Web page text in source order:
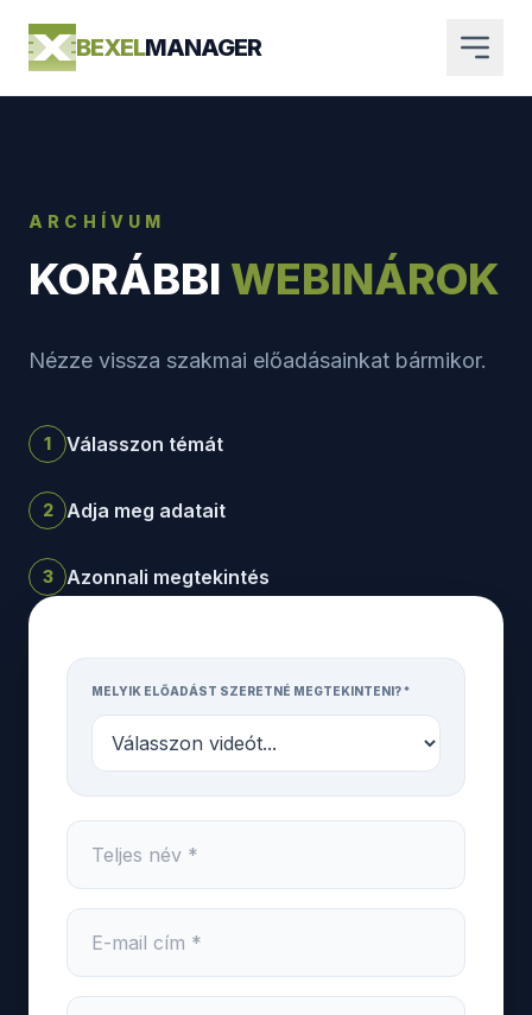
BEXELMANAGER
ARCHÍVUM
KORÁBBI WEBINÁROK
Nézze vissza szakmai előadásainkat bármikor.
1 Válasszon témát
2 Adja meg adatait
3 Azonnali megtekintés
MELYIK ELŐADÁST SZERETNÉ MEGTEKINTENI? *